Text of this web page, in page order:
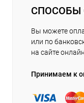
СПОСОБЫ
Вы можете
или по
на сайте
Принимаем к